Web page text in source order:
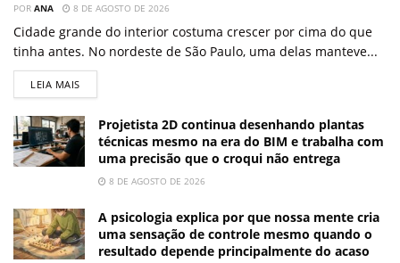
POR ANA 8 DE AGOSTO DE 2026
Cidade grande do interior costuma crescer por cima do que
tinha antes. No nordeste de São Paulo, uma delas manteve...
LEIA MAIS
Projetista 2D continua desenhando plantas
técnicas mesmo na era do BIM e trabalha com
uma precisão que o croqui não entrega
8 DE AGOSTO DE 2026
A psicologia explica por que nossa mente cria
uma sensação de controle mesmo quando o
resultado depende principalmente do acaso